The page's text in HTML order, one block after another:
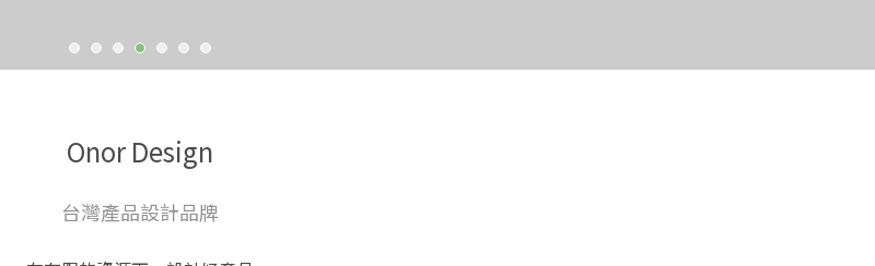
Onor Design
台灣產品設計品牌